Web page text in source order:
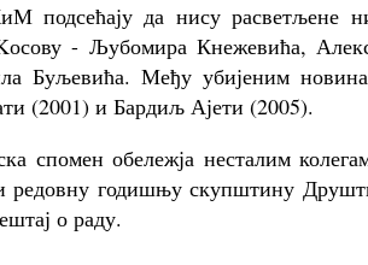
да нису расветљене
- Љубомира Кнежевића,
Буљевића. Међу убијеним
(2001) и Бардиљ Ајети (2005).
спомен обележја несталим
редовну годишњу скупштину
о раду.